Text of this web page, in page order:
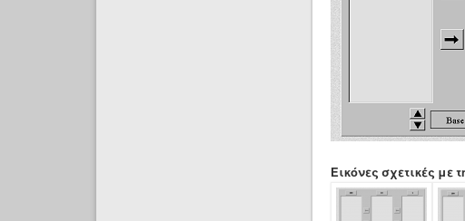
Εικόνες σχετικές με